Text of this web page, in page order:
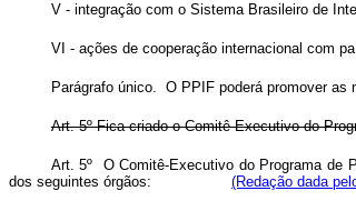
V - integração com o Sistema Brasileiro de
VI - ações de cooperação internacional com
Parágrafo único. O PPIF poderá promover
Art. 5º Fica criado o Comitê-Executivo do
Art. 5º O Comitê-Executivo do Programa de
dos seguintes órgãos: (Redação dada